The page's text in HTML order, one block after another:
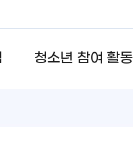
청소년 참여 활동